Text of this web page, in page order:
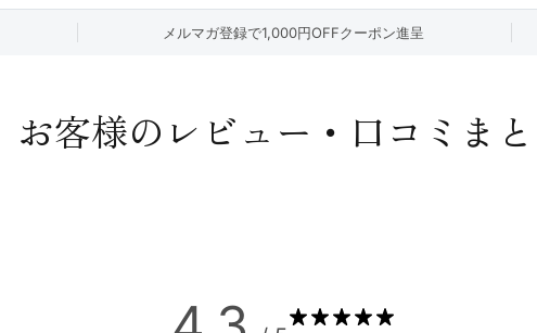
メルマガ登録で1,000円OFFクーポン進呈
お客様のレビュー・口コミま